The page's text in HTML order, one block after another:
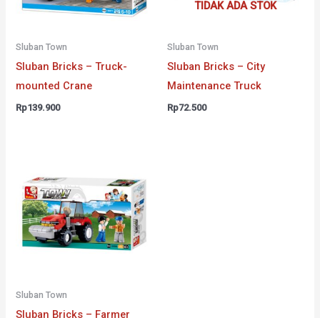
Sluban Town
Sluban Bricks – Truck-
mounted Crane
Rp139.900
TIDAK ADA STOK
Sluban Town
Sluban Bricks – City
Maintenance Truck
Rp72.500
Sluban Town
Sluban Bricks – Farmer